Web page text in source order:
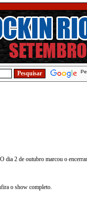
dia 2 de outubro marcou o
o show completo.